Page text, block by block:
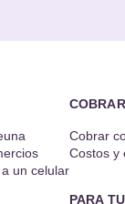
un celular
COBRAR
Cobrar
Costos y
PARA